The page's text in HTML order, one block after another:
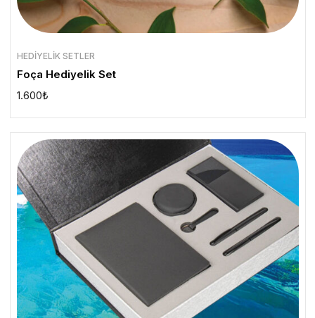
HEDIYELIK SETLER
Foça Hediyelik Set
1.600₺